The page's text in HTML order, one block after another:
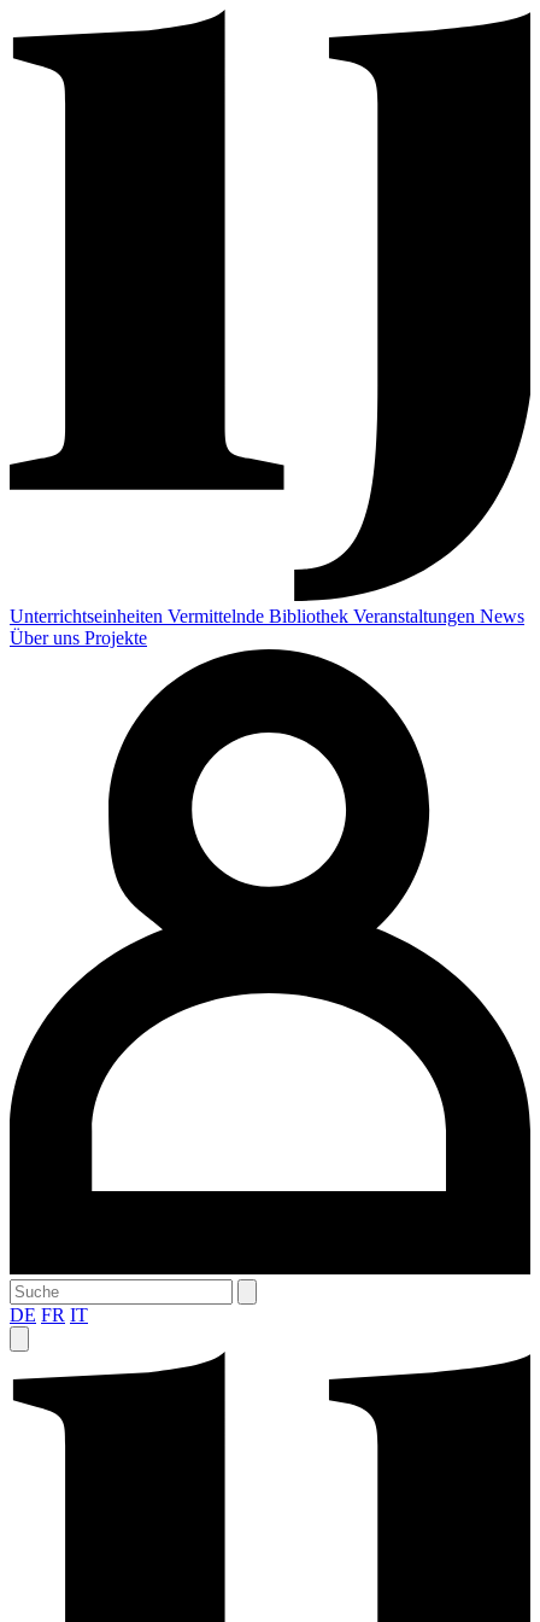
Unterrichtseinheiten Vermittelnde Bibliothek Veranstaltungen News
Über uns Projekte
DE FR IT